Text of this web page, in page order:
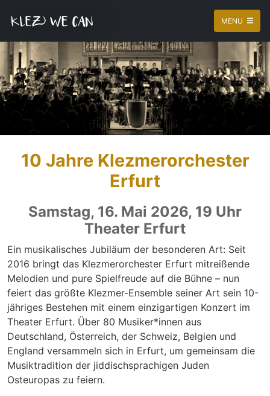
MENU
10 Jahre Klezmerorchester
Erfurt
Samstag, 16. Mai 2026, 19 Uhr
Theater Erfurt
Ein musikalisches Jubiläum der besonderen Art: Seit
2016 bringt das Klezmerorchester Erfurt mitreißende
Melodien und pure Spielfreude auf die Bühne – nun
feiert das größte Klezmer-Ensemble seiner Art sein 10-
jähriges Bestehen mit einem einzigartigen Konzert im
Theater Erfurt. Über 80 Musiker*innen aus
Deutschland, Österreich, der Schweiz, Belgien und
England versammeln sich in Erfurt, um gemeinsam die
Musiktradition der jiddischsprachigen Juden
Osteuropas zu feiern.